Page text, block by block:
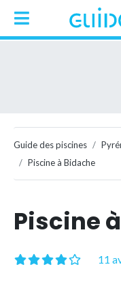
Guide des piscines
Piscine à Bidache
Piscine
11